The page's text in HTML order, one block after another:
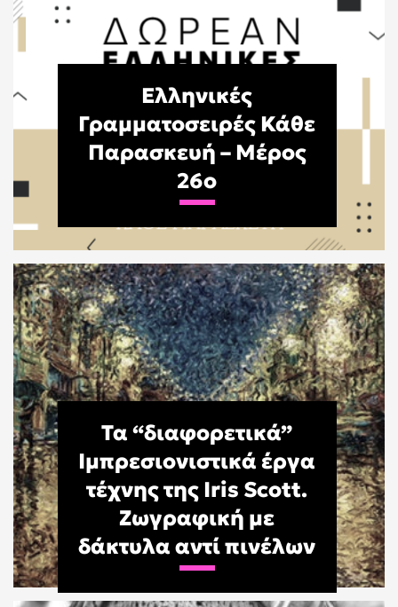
Ελληνικές
Γραμματοσειρές Κάθε
Παρασκευή – Μέρος
26o
Τα “διαφορετικά”
Ιμπρεσιονιστικά έργα
τέχνης της Iris Scott.
Ζωγραφική με
δάκτυλα αντί πινέλων